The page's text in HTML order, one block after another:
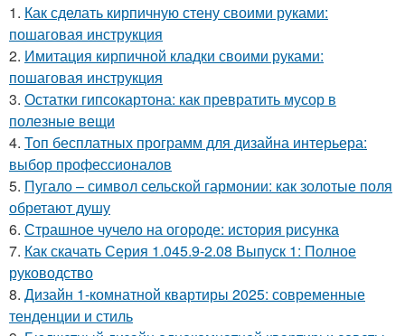
1. Как сделать кирпичную стену своими руками:
пошаговая инструкция
2. Имитация кирпичной кладки своими руками:
пошаговая инструкция
3. Остатки гипсокартона: как превратить мусор в
полезные вещи
4. Топ бесплатных программ для дизайна интерьера:
выбор профессионалов
5. Пугало – символ сельской гармонии: как золотые поля
обретают душу
6. Страшное чучело на огороде: история рисунка
7. Как скачать Серия 1.045.9-2.08 Выпуск 1: Полное
руководство
8. Дизайн 1-комнатной квартиры 2025: современные
тенденции и стиль